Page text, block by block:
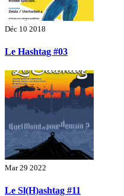
Déc 10 2018
Le Hashtag #03
Mar 29 2022
Le Sl(H)ashtag #11